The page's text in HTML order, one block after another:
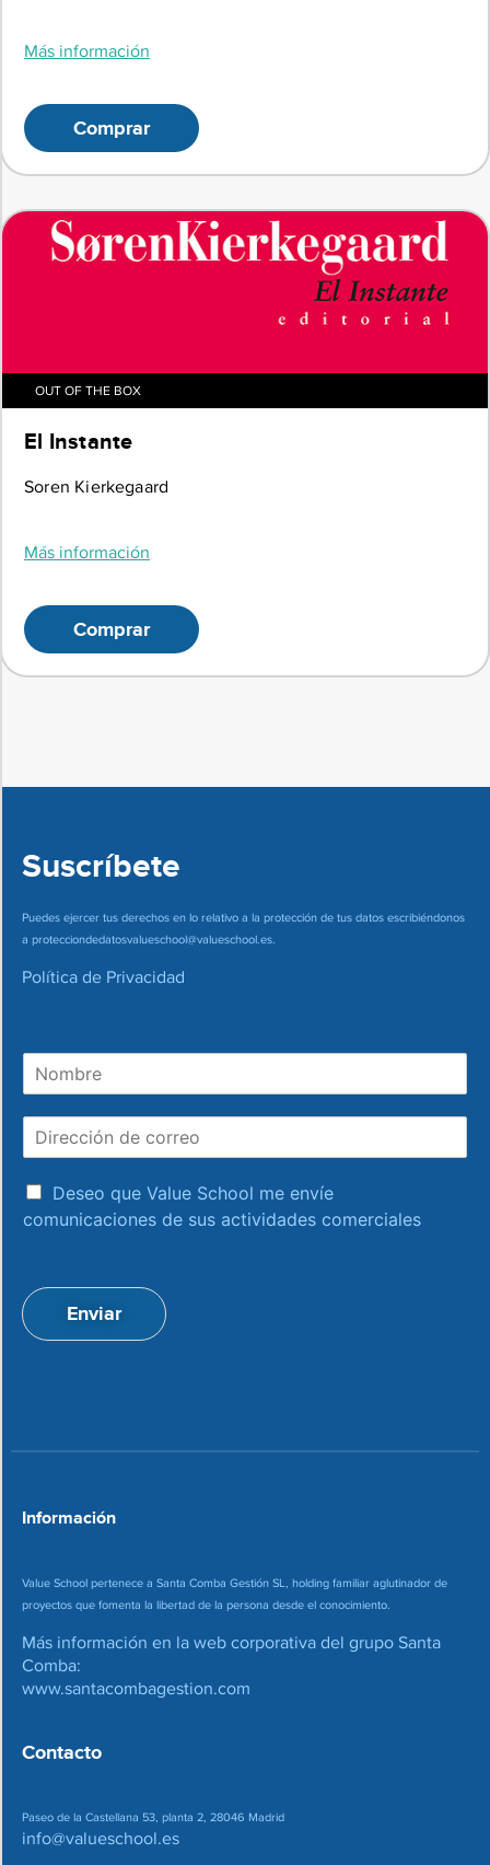
Más información
Comprar
OUT OF THE BOX
El Instante
Soren Kierkegaard
Más información
Comprar
Suscríbete
Puedes ejercer tus derechos en lo relativo a la protección de tus datos escribiéndonos
a protecciondedatosvalueschool@valueschool.es.
Política de Privacidad
e
c
n
d
e
a
c
a
c
Deseo que Value School me envíe
comunicaciones de sus actividades comerciales
Enviar
Información
Value School pertenece a Santa Comba Gestión SL, holding familiar aglutinador de
proyectos que fomenta la libertad de la persona desde el conocimiento.
Más información en la web corporativa del grupo Santa
Comba:
www.santacombagestion.com
Contacto
Paseo de la Castellana 53, planta 2, 28046 Madrid
info@valueschool.es